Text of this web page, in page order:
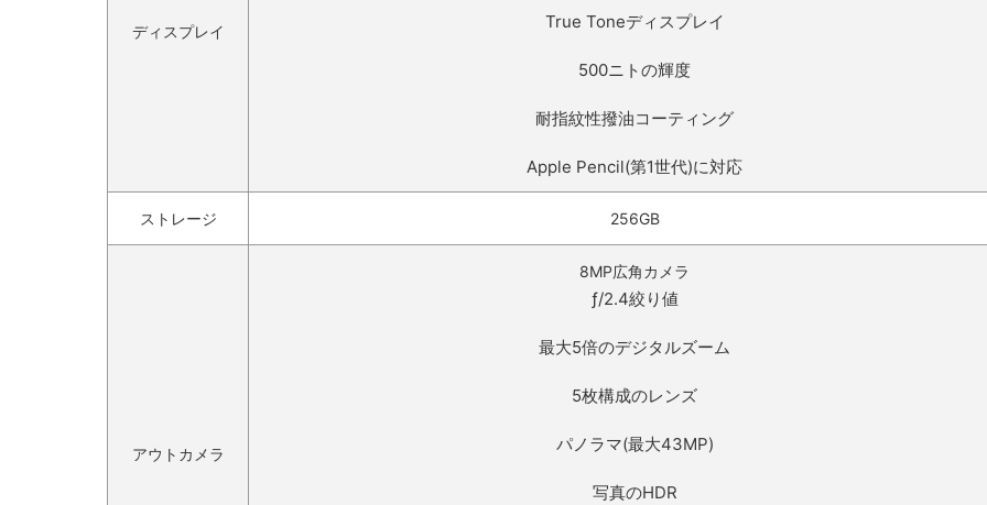
ディスプレイ True Toneディスプレイ
500ニトの輝度
耐指紋性撥油コーティング
Apple Pencil(第1世代)に対応
ストレージ 256GB
アウトカメラ
8MP広角カメラ
ƒ/2.4絞り値
最大5倍のデジタルズーム
5枚構成のレンズ
パノラマ(最大43MP)
写真のHDR